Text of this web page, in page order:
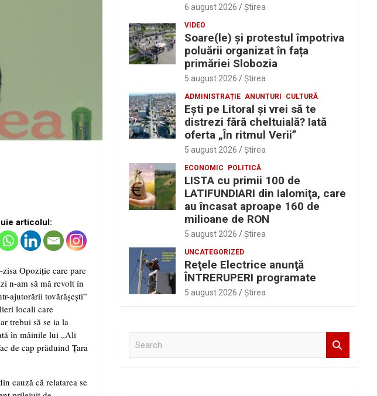
articolul:
Opoziţie care pare
n-am să mă revolt în
ajutorării tovărăşeşti”
locali care
trebui să se ia la
în mâinile lui „Ali
de cap prăduind Ţara
cauză că relatarea se
6 august 2026 Ştirea
VIDEO
Soare(le) și protestul împotriva
poluării organizat în fața
primăriei Slobozia
5 august 2026 Ştirea
ADMINISTRAȚIE ANUNTURI CULTURĂ
Eşti pe Litoral şi vrei să te
distrezi fără cheltuială? Iată
oferta „În ritmul Verii”
5 august 2026 Ştirea
ECONOMIC POLITICĂ
LISTA cu primii 100 de
LATIFUNDIARI din Ialomiţa, care
au încasat aproape 160 de
milioane de RON
5 august 2026 Ştirea
UNCATEGORIZED
Reţele Electrice anunţă
ÎNTRERUPERI programate
5 august 2026 Ştirea